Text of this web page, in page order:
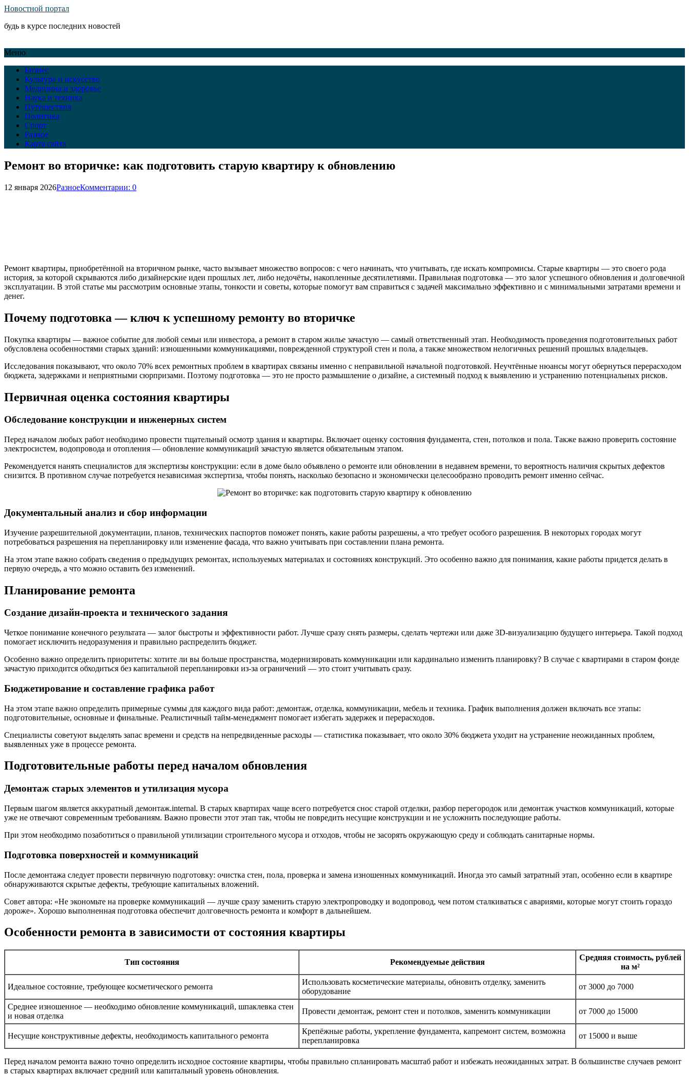
Новостной портал
будь в курсе последних новостей
Меню
Бизнес
Культура и искусство
Медицина и здоровье
Наука и техника
Путешествия
Политика
Спорт
Разное
Карта сайта
Ремонт во вторичке: как подготовить старую квартиру к обновлению
12 января 2026РазноеКомментарии: 0
Ремонт квартиры, приобретённой на вторичном рынке, часто вызывает множество вопросов: с чего начинать, что учитывать, где искать компромисы. Старые квартиры — это своего рода
история, за которой скрываются либо дизайнерские идеи прошлых лет, либо недочёты, накопленные десятилетиями. Правильная подготовка — это залог успешного обновления и долговечной
эксплуатации. В этой статье мы рассмотрим основные этапы, тонкости и советы, которые помогут вам справиться с задачей максимально эффективно и с минимальными затратами времени и
денег.
Почему подготовка — ключ к успешному ремонту во вторичке
Покупка квартиры — важное событие для любой семьи или инвестора, а ремонт в старом жилье зачастую — самый ответственный этап. Необходимость проведения подготовительных работ
обусловлена особенностями старых зданий: изношенными коммуникациями, поврежденной структурой стен и пола, а также множеством нелогичных решений прошлых владельцев.
Исследования показывают, что около 70% всех ремонтных проблем в квартирах связаны именно с неправильной начальной подготовкой. Неучтённые нюансы могут обернуться перерасходом
бюджета, задержками и неприятными сюрпризами. Поэтому подготовка — это не просто размышление о дизайне, а системный подход к выявлению и устранению потенциальных рисков.
Первичная оценка состояния квартиры
Обследование конструкции и инженерных систем
Перед началом любых работ необходимо провести тщательный осмотр здания и квартиры. Включает оценку состояния фундамента, стен, потолков и пола. Также важно проверить состояние
электросистем, водопровода и отопления — обновление коммуникаций зачастую является обязательным этапом.
Рекомендуется нанять специалистов для экспертизы конструкции: если в доме было объявлено о ремонте или обновлении в недавнем времени, то вероятность наличия скрытых дефектов
снизится. В противном случае потребуется независимая экспертиза, чтобы понять, насколько безопасно и экономически целесообразно проводить ремонт именно сейчас.
Документальный анализ и сбор информации
Изучение разрешительной документации, планов, технических паспортов поможет понять, какие работы разрешены, а что требует особого разрешения. В некоторых городах могут
потребоваться разрешения на перепланировку или изменение фасада, что важно учитывать при составлении плана ремонта.
На этом этапе важно собрать сведения о предыдущих ремонтах, используемых материалах и состояниях конструкций. Это особенно важно для понимания, какие работы придется делать в
первую очередь, а что можно оставить без изменений.
Планирование ремонта
Создание дизайн-проекта и технического задания
Четкое понимание конечного результата — залог быстроты и эффективности работ. Лучше сразу снять размеры, сделать чертежи или даже 3D-визуализацию будущего интерьера. Такой подход
помогает исключить недоразумения и правильно распределить бюджет.
Особенно важно определить приоритеты: хотите ли вы больше пространства, модернизировать коммуникации или кардинально изменить планировку? В случае с квартирами в старом фонде
зачастую приходится обходиться без капитальной перепланировки из-за ограничений — это стоит учитывать сразу.
Бюджетирование и составление графика работ
На этом этапе важно определить примерные суммы для каждого вида работ: демонтаж, отделка, коммуникации, мебель и техника. График выполнения должен включать все этапы:
подготовительные, основные и финальные. Реалистичный тайм-менеджмент помогает избегать задержек и перерасходов.
Специалисты советуют выделять запас времени и средств на непредвиденные расходы — статистика показывает, что около 30% бюджета уходит на устранение неожиданных проблем,
выявленных уже в процессе ремонта.
Подготовительные работы перед началом обновления
Демонтаж старых элементов и утилизация мусора
Первым шагом является аккуратный демонтаж.internal. В старых квартирах чаще всего потребуется снос старой отделки, разбор перегородок или демонтаж участков коммуникаций, которые
уже не отвечают современным требованиям. Важно провести этот этап так, чтобы не повредить несущие конструкции и не усложнить последующие работы.
При этом необходимо позаботиться о правильной утилизации строительного мусора и отходов, чтобы не засорять окружающую среду и соблюдать санитарные нормы.
Подготовка поверхностей и коммуникаций
После демонтажа следует провести первичную подготовку: очистка стен, пола, проверка и замена изношенных коммуникаций. Иногда это самый затратный этап, особенно если в квартире
обнаруживаются скрытые дефекты, требующие капитальных вложений.
Совет автора: «Не экономьте на проверке коммуникаций — лучше сразу заменить старую электропроводку и водопровод, чем потом сталкиваться с авариями, которые могут стоить гораздо
дороже». Хорошо выполненная подготовка обеспечит долговечность ремонта и комфорт в дальнейшем.
Особенности ремонта в зависимости от состояния квартиры
Тип состояния Рекомендуемые действия
Средняя стоимость, рублей
на м²
Идеальное состояние, требующее косметического ремонта
Использовать косметические материалы, обновить отделку, заменить
оборудование
от 3000 до 7000
Среднее изношенное — необходимо обновление коммуникаций, шпаклевка стен
и новая отделка
Провести демонтаж, ремонт стен и потолков, заменить коммуникации от 7000 до 15000
Несущие конструктивные дефекты, необходимость капитального ремонта
Крепёжные работы, укрепление фундамента, капремонт систем, возможна
перепланировка
от 15000 и выше
Перед началом ремонта важно точно определить исходное состояние квартиры, чтобы правильно спланировать масштаб работ и избежать неожиданных затрат. В большинстве случаев ремонт
в старых квартирах включает средний или капитальный уровень обновления.